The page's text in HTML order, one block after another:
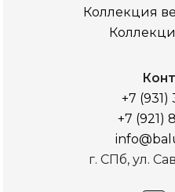
Коллекция
+7 (931)
+7 (921)
г. СПб, ул.